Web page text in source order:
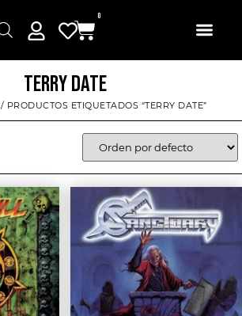
0
TERRY DATE
/ PRODUCTOS ETIQUETADOS “TERRY DATE”